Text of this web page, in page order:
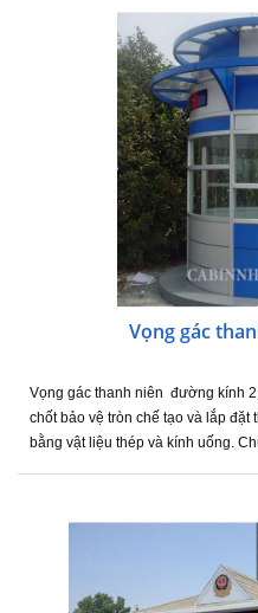
Vọng gác
Vọng gác thanh niên đường kính
chốt bảo vệ tròn chế tạo và lắp
bằng vật liệu thép và kính uống.